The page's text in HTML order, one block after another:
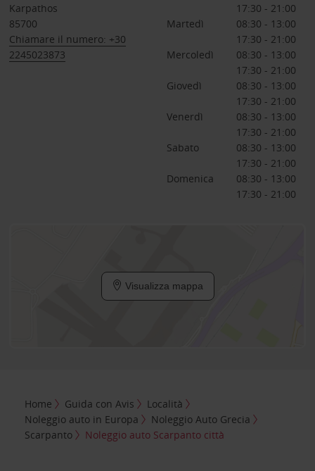
Karpathos
85700
Chiamare il numero: +30
2245023873
17:30 - 21:00
Martedì
08:30 - 13:00
17:30 - 21:00
Mercoledì
08:30 - 13:00
17:30 - 21:00
Giovedì
08:30 - 13:00
17:30 - 21:00
Venerdì
08:30 - 13:00
17:30 - 21:00
Sabato
08:30 - 13:00
17:30 - 21:00
Domenica
08:30 - 13:00
17:30 - 21:00
Visualizza mappa
Home Guida con Avis
Località
Noleggio auto in Europa
Noleggio Auto Grecia
Scarpanto
Noleggio auto Scarpanto città